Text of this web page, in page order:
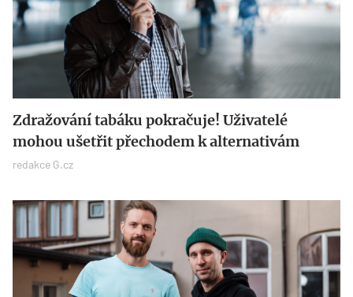
Zdražování tabáku pokračuje! Uživatelé
mohou ušetřit přechodem k alternativám
redakce G.cz